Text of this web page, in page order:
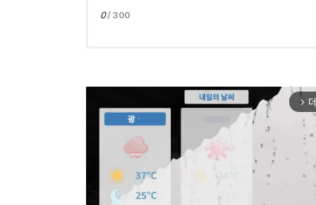
0/ 300
arrow_forward_ios